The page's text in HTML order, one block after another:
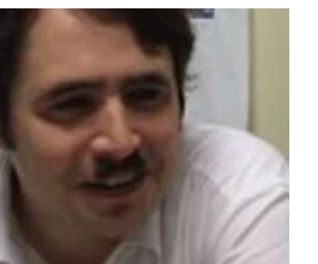
feminism-in-the-era-of-trump-
니즘이 죽었다는 이야기를 뉴스거리로
었다. 중등교육에의 접근, 비전통적인 일자
구성 등 제 2 물결 페미니즘의 혜..